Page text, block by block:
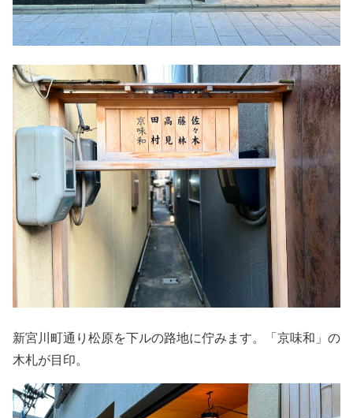
新宮川町通り松原を下ルの路地に佇みます。「京味和」の
木札が目印。